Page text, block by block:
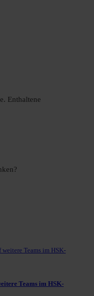
Enthaltene
Teams im HSK-